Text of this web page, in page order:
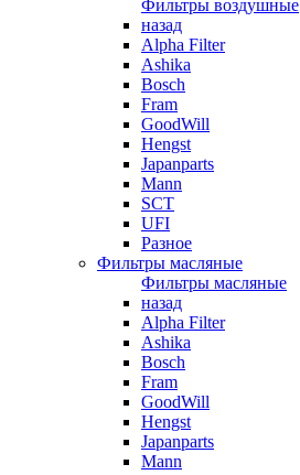
Фильтры воздушные
назад
Alpha Filter
Ashika
Bosch
Fram
GoodWill
Hengst
Japanparts
Mann
SCT
UFI
Разное
Фильтры масляные
Фильтры масляные
назад
Alpha Filter
Ashika
Bosch
Fram
GoodWill
Hengst
Japanparts
Mann